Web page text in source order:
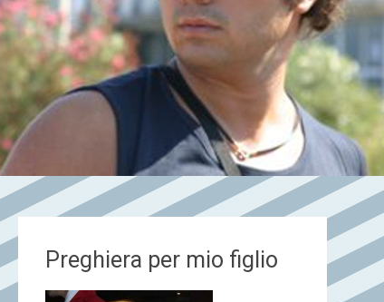
Preghiera per mio figlio